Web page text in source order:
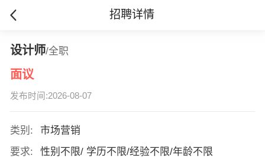
招聘详情
设计师/全职
面议
发布时间:2026-08-07
类别:
市场营销
要求:
性别不限/ 学历不限/经验不限/年龄不限